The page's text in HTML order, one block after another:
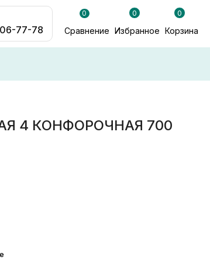
77-78
0
Сравнение
0
Избранное
0
Корзина
4 КОНФОРОЧНАЯ 700